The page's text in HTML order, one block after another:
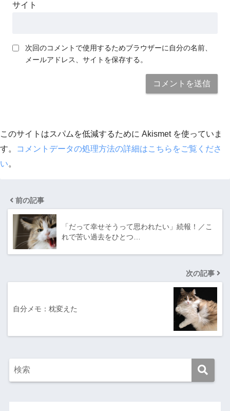
サイト
次回のコメントで使用するためブラウザーに自分の名前、
メールアドレス、サイトを保存する。
このサイトはスパムを低減するために Akismet を使っていま
す。
コメントデータの処理方法の詳細はこちらをご覧くださ
い。
前の記事
「だって幸せそうって思われたい」続報！／こ
れで苦い過去をひとつ…
次の記事
自分メモ：枕変えた